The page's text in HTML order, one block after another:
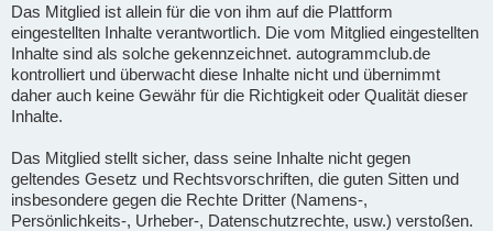
Das Mitglied ist allein für die von ihm auf die Plattform
eingestellten Inhalte verantwortlich. Die vom Mitglied eingestellten
Inhalte sind als solche gekennzeichnet. autogrammclub.de
kontrolliert und überwacht diese Inhalte nicht und übernimmt
daher auch keine Gewähr für die Richtigkeit oder Qualität dieser
Inhalte.
Das Mitglied stellt sicher, dass seine Inhalte nicht gegen
geltendes Gesetz und Rechtsvorschriften, die guten Sitten und
insbesondere gegen die Rechte Dritter (Namens-,
Persönlichkeits-, Urheber-, Datenschutzrechte, usw.) verstoßen.